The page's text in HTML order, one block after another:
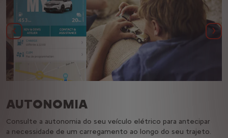
Anterior
AUTONOMIA
Consulte a autonomia do seu veículo elétrico para antecipar
a necessidade de um carregamento ao longo do seu trajeto.